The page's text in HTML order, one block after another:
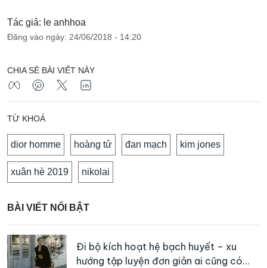
Tác giả: le anhhoa
Đăng vào ngày: 24/06/2018 - 14:20
CHIA SẺ BÀI VIẾT NÀY
TỪ KHOÁ
dior homme hoàng tử đan mạch kim jones
xuân hè 2019 nikolai
BÀI VIẾT NỔI BẬT
Đi bộ kích hoạt hệ bạch huyết – xu
hướng tập luyện đơn giản ai cũng có